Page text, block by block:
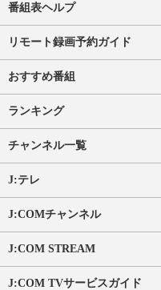
番組表ヘルプ
リモート録画予約ガイド
おすすめ番組
ランキング
チャンネル一覧
J:テレ
J:COMチャンネル
J:COM STREAM
J:COM TVサービスガイド